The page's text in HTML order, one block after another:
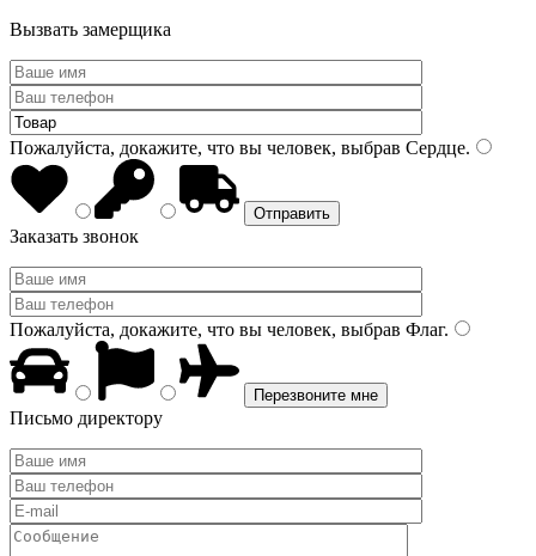
Вызвать замерщика
Пожалуйста, докажите, что вы человек, выбрав Сердце.
Заказать звонок
Пожалуйста, докажите, что вы человек, выбрав Флаг.
Письмо директору